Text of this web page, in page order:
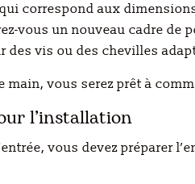
correspond aux
vous un nouveau cadre de
des vis ou des chevilles
vous serez prêt à
l’installation
vous devez préparer